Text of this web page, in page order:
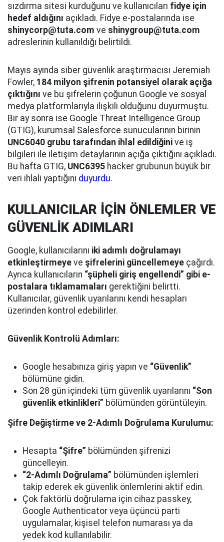
sızdırma sitesi kurduğunu ve kullanıcıları fidye için
hedef aldığını açıkladı. Fidye e-postalarında ise
shinycorp@tuta.com ve shinygroup@tuta.com
adreslerinin kullanıldığı belirtildi.
Mayıs ayında siber güvenlik araştırmacısı Jeremiah
Fowler, 184 milyon şifrenin potansiyel olarak açığa
çıktığını ve bu şifrelerin çoğunun Google ve sosyal
medya platformlarıyla ilişkili olduğunu duyurmuştu.
Bir ay sonra ise Google Threat Intelligence Group
(GTIG), kurumsal Salesforce sunucularının birinin
UNC6040 grubu tarafından ihlal edildiğini ve iş
bilgileri ile iletişim detaylarının açığa çıktığını açıkladı.
Bu hafta GTIG, UNC6395 hacker grubunun büyük bir
veri ihlali yaptığını duyurdu.
KULLANICILAR İÇİN ÖNLEMLER VE
GÜVENLİK ADIMLARI
Google, kullanıcılarını iki adımlı doğrulamayı
etkinleştirmeye ve şifrelerini güncellemeye çağırdı.
Ayrıca kullanıcıların “şüpheli giriş engellendi” gibi e-
postalara tıklamamaları gerektiğini belirtti.
Kullanıcılar, güvenlik uyarılarını kendi hesapları
üzerinden kontrol edebilirler.
Güvenlik Kontrolü Adımları:
Google hesabınıza giriş yapın ve “Güvenlik”
bölümüne gidin.
Son 28 gün içindeki tüm güvenlik uyarılarını “Son
güvenlik etkinlikleri” bölümünden görüntüleyin.
Şifre Değiştirme ve 2-Adımlı Doğrulama Kurulumu:
Hesapta “Şifre” bölümünden şifrenizi
güncelleyin.
“2-Adımlı Doğrulama” bölümünden işlemleri
takip ederek ek güvenlik önlemlerini aktif edin.
Çok faktörlü doğrulama için cihaz passkey,
Google Authenticator veya üçüncü parti
uygulamalar, kişisel telefon numarası ya da
yedek kod kullanılabilir.